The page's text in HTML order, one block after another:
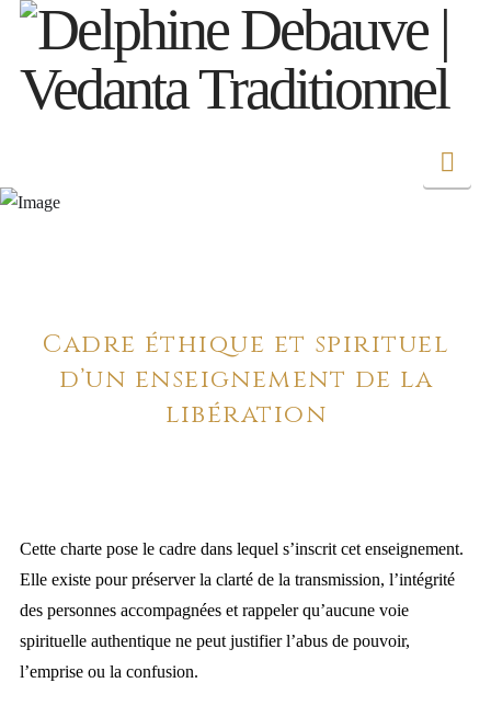
Cadre éthique et spirituel
d’un enseignement de la
libération
Cette charte pose le cadre dans lequel s’inscrit cet enseignement.
Elle existe pour préserver la clarté de la transmission, l’intégrité
des personnes accompagnées et rappeler qu’aucune voie
spirituelle authentique ne peut justifier l’abus de pouvoir,
l’emprise ou la confusion.